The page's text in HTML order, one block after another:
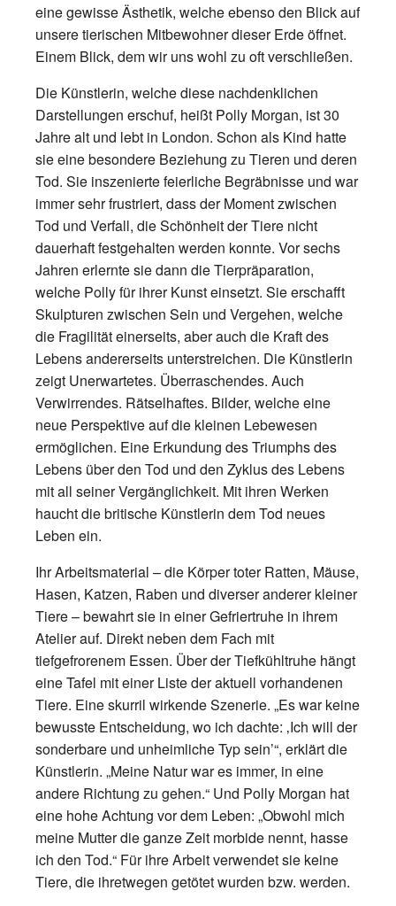
eine gewisse Ästhetik, welche ebenso den Blick auf
unsere tierischen Mitbewohner dieser Erde öffnet.
Einem Blick, dem wir uns wohl zu oft verschließen.
Die Künstlerin, welche diese nachdenklichen
Darstellungen erschuf, heißt Polly Morgan, ist 30
Jahre alt und lebt in London. Schon als Kind hatte
sie eine besondere Beziehung zu Tieren und deren
Tod. Sie inszenierte feierliche Begräbnisse und war
immer sehr frustriert, dass der Moment zwischen
Tod und Verfall, die Schönheit der Tiere nicht
dauerhaft festgehalten werden konnte. Vor sechs
Jahren erlernte sie dann die Tierpräparation,
welche Polly für ihrer Kunst einsetzt. Sie erschafft
Skulpturen zwischen Sein und Vergehen, welche
die Fragilität einerseits, aber auch die Kraft des
Lebens andererseits unterstreichen. Die Künstlerin
zeigt Unerwartetes. Überraschendes. Auch
Verwirrendes. Rätselhaftes. Bilder, welche eine
neue Perspektive auf die kleinen Lebewesen
ermöglichen. Eine Erkundung des Triumphs des
Lebens über den Tod und den Zyklus des Lebens
mit all seiner Vergänglichkeit. Mit ihren Werken
haucht die britische Künstlerin dem Tod neues
Leben ein.
Ihr Arbeitsmaterial – die Körper toter Ratten, Mäuse,
Hasen, Katzen, Raben und diverser anderer kleiner
Tiere – bewahrt sie in einer Gefriertruhe in ihrem
Atelier auf. Direkt neben dem Fach mit
tiefgefrorenem Essen. Über der Tiefkühltruhe hängt
eine Tafel mit einer Liste der aktuell vorhandenen
Tiere. Eine skurril wirkende Szenerie. „Es war keine
bewusste Entscheidung, wo ich dachte: ‚Ich will der
sonderbare und unheimliche Typ sein’“, erklärt die
Künstlerin. „Meine Natur war es immer, in eine
andere Richtung zu gehen.“ Und Polly Morgan hat
eine hohe Achtung vor dem Leben: „Obwohl mich
meine Mutter die ganze Zeit morbide nennt, hasse
ich den Tod.“ Für ihre Arbeit verwendet sie keine
Tiere, die ihretwegen getötet wurden bzw. werden.